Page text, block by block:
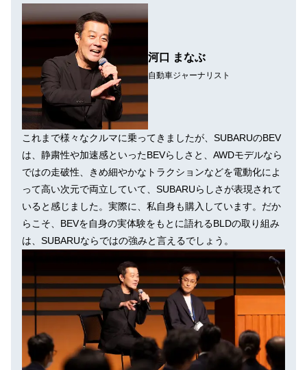
河口 まなぶ
自動車ジャーナリスト
これまで様々なクルマに乗ってきましたが、SUBARUのBEV
は、静粛性や加速感といったBEVらしさと、AWDモデルなら
ではの走破性、きめ細やかなトラクションなどを電動化によ
って高い次元で両立していて、SUBARUらしさが表現されて
いると感じました。実際に、私自身も購入しています。だか
らこそ、BEVを自身の実体験をもとに語れるBLDの取り組み
は、SUBARUならではの強みと言えるでしょう。